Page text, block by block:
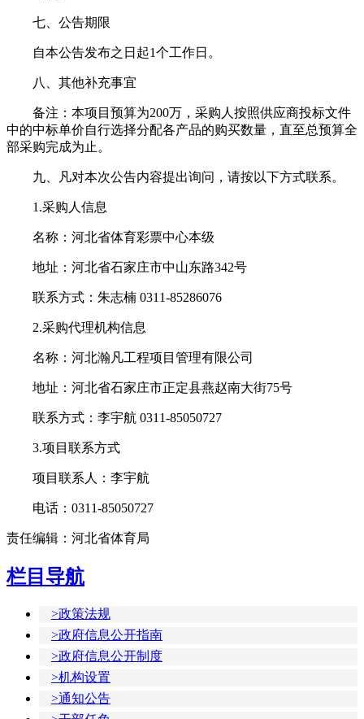
七、公告期限
自本公告发布之日起1个工作日。
八、其他补充事宜
备注：本项目预算为200万，采购人按照供应商投标文件
中的中标单价自行选择分配各产品的购买数量，直至总预算全
部采购完成为止。
九、凡对本次公告内容提出询问，请按以下方式联系。
1.采购人信息
名称：河北省体育彩票中心本级
地址：河北省石家庄市中山东路342号
联系方式：朱志楠 0311-85286076
2.采购代理机构信息
名称：河北瀚凡工程项目管理有限公司
地址：河北省石家庄市正定县燕赵南大街75号
联系方式：李宇航 0311-85050727
3.项目联系方式
项目联系人：李宇航
电话：0311-85050727
责任编辑：河北省体育局
栏目导航
>政策法规
>政府信息公开指南
>政府信息公开制度
>机构设置
>通知公告